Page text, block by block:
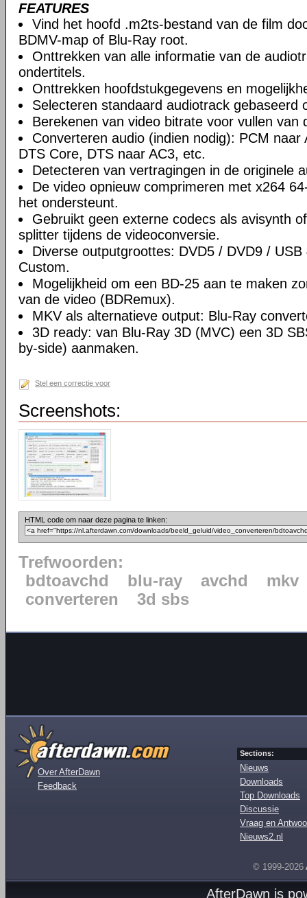
FEATURES
Vind het hoofd .m2ts-bestand van de film
BDMV-map of Blu-Ray root.
Onttrekken van alle informatie van de
ondertitels.
Onttrekken hoofdstukgegevens en
Selecteren standaard audiotrack gebaseerd
Berekenen van video bitrate voor vullen van
Converteren audio (indien nodig): PCM naar
DTS Core, DTS naar AC3, etc.
Detecteren van vertragingen in de originele
De video opnieuw comprimeren met x264
het ondersteunt.
Gebruikt geen externe codecs als avisynth
splitter tijdens de videoconversie.
Diverse outputgroottes: DVD5 / DVD9 /
Custom.
Mogelijkheid om een BD-25 aan te maken
van de video (BDRemux).
MKV als alternatieve output: Blu-Ray
3D ready: van Blu-Ray 3D (MVC) een 3D
by-side) aanmaken.
Stel een correctie voor
Screenshots:
HTML code om naar deze pagina te linken:
Trefwoorden:
bdtoavchd
blu-ray avchd
mkv
converteren
3d sbs
Over AfterDawn
Feedback
Sections:
Nieuws
Downloads
Top Downloads
Discussie
Vraag en
Nieuws2.nl
© 1999-2026
AfterDawn is